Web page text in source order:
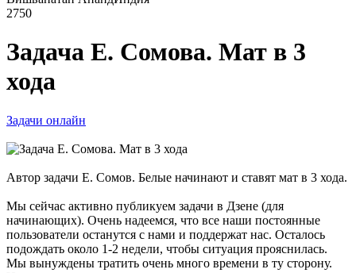
2750
Задача Е. Сомова. Мат в 3
хода
Задачи онлайн
Автор задачи Е. Сомов. Белые начинают и ставят мат в 3 хода.
Мы сейчас активно публикуем задачи в Дзене (для
начинающих). Очень надеемся, что все наши постоянные
пользователи останутся с нами и поддержат нас. Осталось
подождать около 1-2 недели, чтобы ситуация прояснилась.
Мы вынуждены тратить очень много времени в ту сторону.